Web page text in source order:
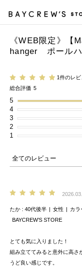
《WEB限定》【
hanger ポールハ
1件のレビ
総合評価 5
5
4
3
2
1
たか 40代後半 女性 カラ
BAYCREW’S STORE
とても気に入りました！
組み立ててみると意外に高さ
うど良い感じです。